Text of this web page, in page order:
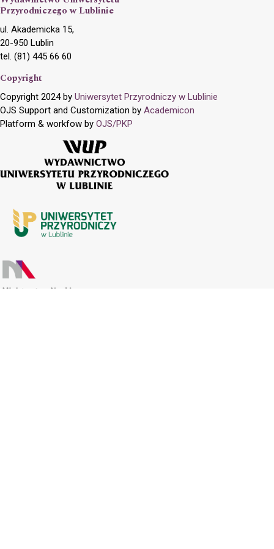
Przyrodniczego w Lublinie
ul. Akademicka 15,
20-950 Lublin
tel. (81) 445 66 60
Copyright
Copyright 2024 by Uniwersytet Przyrodniczy w Lublinie
OJS Support and Customization by Academicon
Platform & workfow by OJS/PKP